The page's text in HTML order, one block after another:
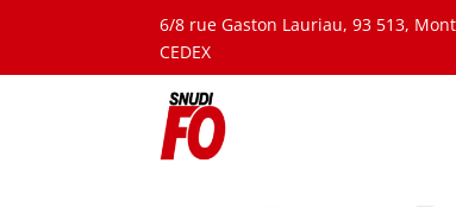
6/8 rue Gaston Lauriau, 93 513,
CEDEX